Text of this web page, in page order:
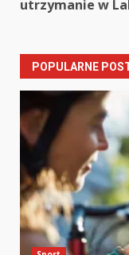
utrzymanie w
POPULARNE